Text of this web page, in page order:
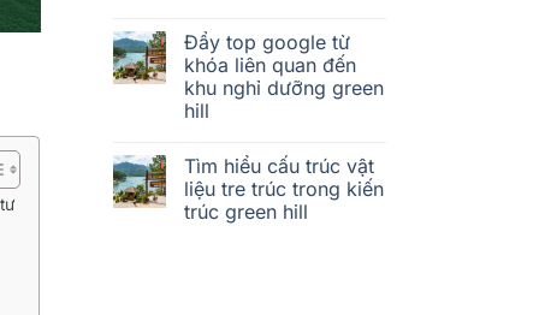
Đẩy top google từ
khóa liên quan đến
khu nghỉ dưỡng green
hill
Tìm hiểu cấu trúc vật
liệu tre trúc trong kiến
trúc green hill